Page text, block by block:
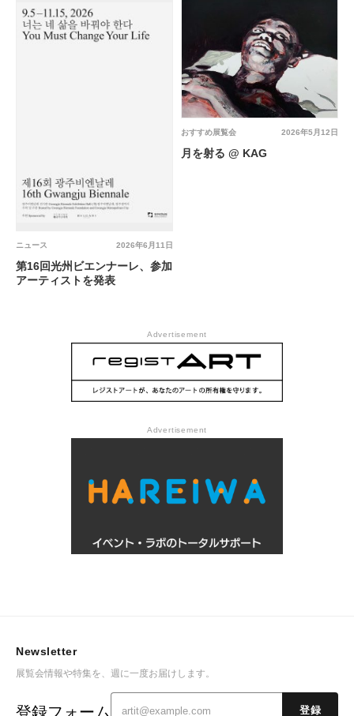
2026年6月11日
ニュース
第16回光州ビエンナーレ、参加
アーティストを発表
2026年5月12日
おすすめ展覧会
月を射る @ KAG
Advertisement
Advertisement
Newsletter
展覧会情報や特集を、週に一度お届けします。
登録フォーム 登録